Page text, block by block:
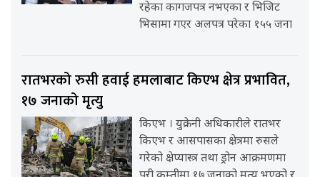
रहेका कागजपत्र नभएका र भिजिट
भिसामा गएर अलपत्र परेका १५५ जना
रातभरको रुसी हवाई हमलाबाट किएभ क्षेत्र प्रभावित,
१७ जनाको मृत्यु
किएभ । युक्रेनी अधिकारीले रातभर
किएभ र आसपासका क्षेत्रमा रुसले
गरेको क्षेप्यास्त्र तथा ड्रोन आक्रमणमा